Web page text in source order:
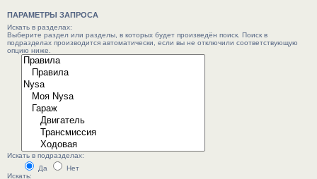
ПАРАМЕТРЫ ЗАПРОСА
Искать в разделах:
Выберите раздел или разделы, в которых будет произведён поиск. Поиск в
подразделах производится автоматически, если вы не отключили соответствующую
опцию ниже.
Искать в подразделах:
Да
Нет
Искать: